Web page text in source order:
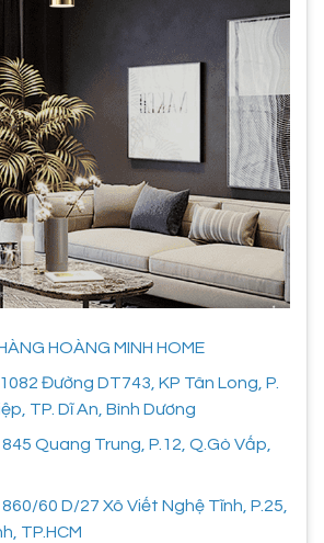
HOÀNG MINH HOME
Đường DT743, KP Tân Long, P.
TP. Dĩ An, Bình Dương
Quang Trung, P.12, Q.Gò Vấp,
60 D/27 Xô Viết Nghệ Tĩnh, P.25,
TP.HCM